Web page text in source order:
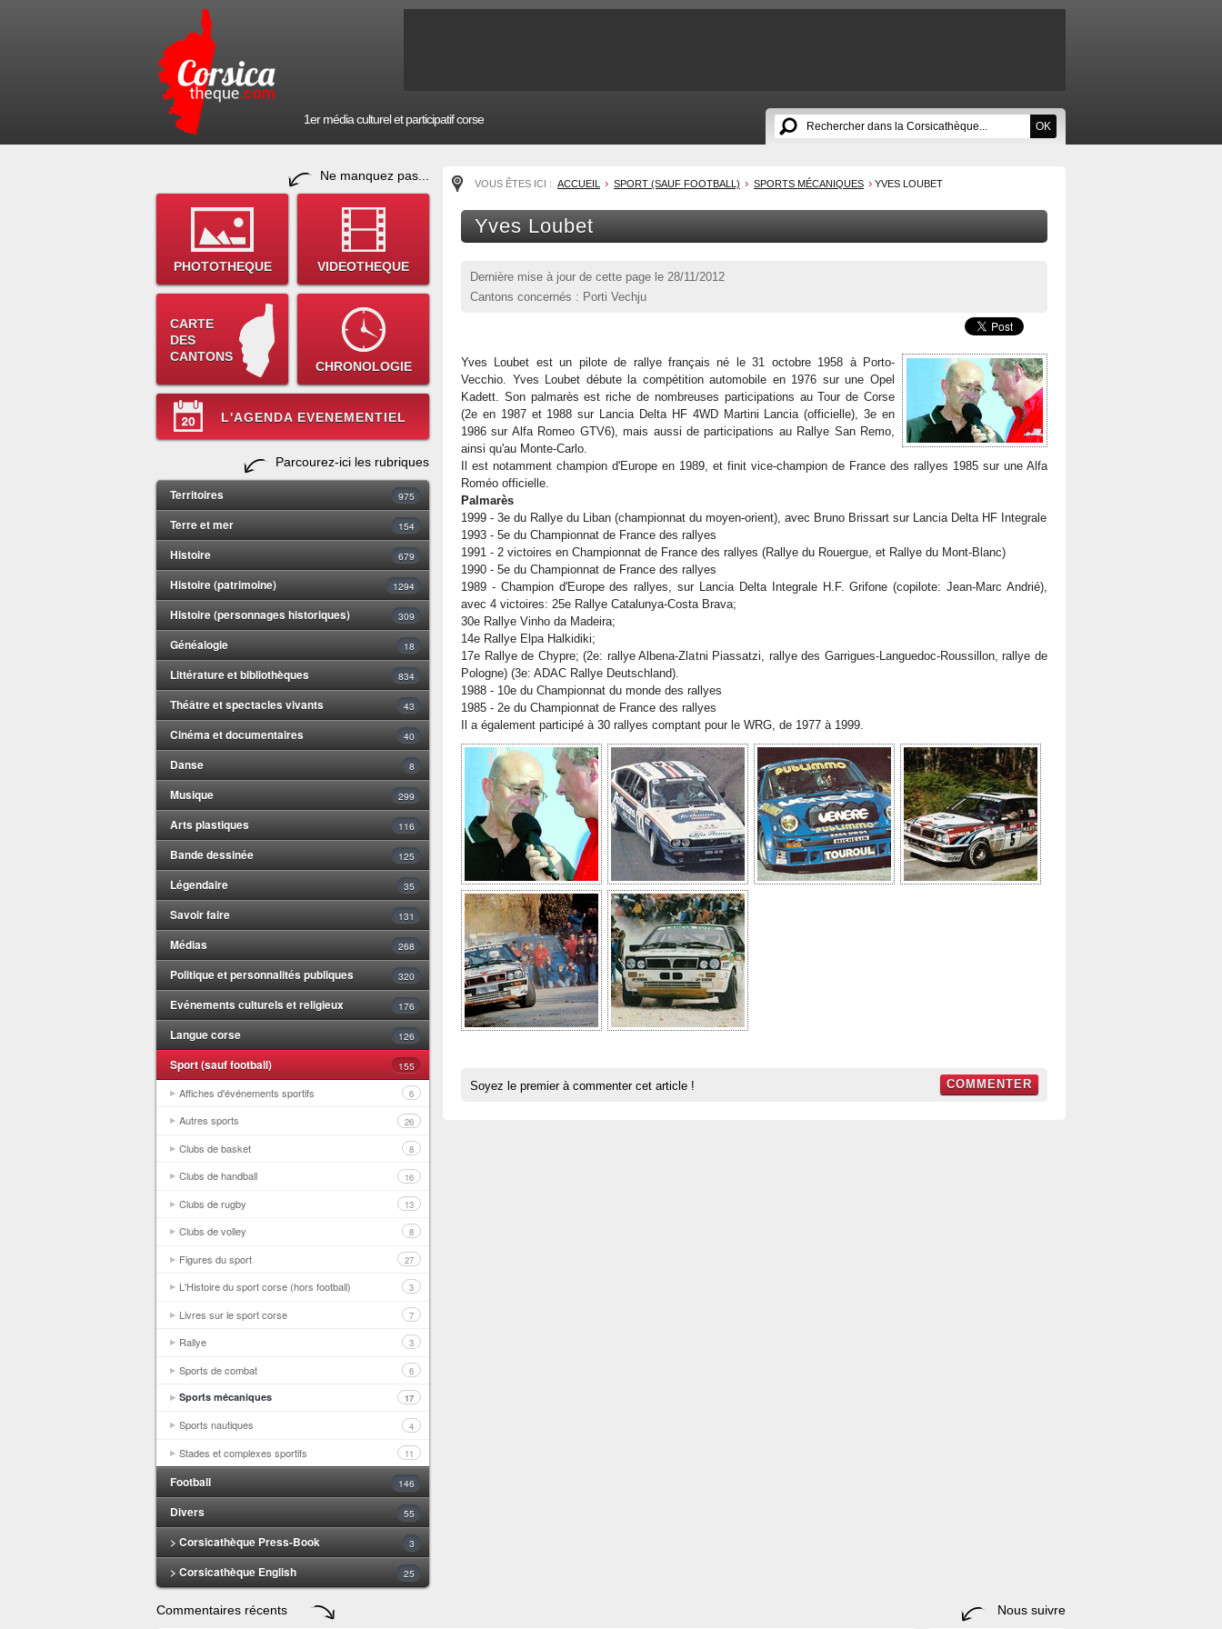
1er média culturel et participatif corse
Ne manquez pas...
PHOTOTHEQUE VIDEOTHEQUE
CARTE
DES
CANTONS
CHRONOLOGIE
L'AGENDA EVENEMENTIEL
Parcourez-ici les rubriques
Territoires 975
Terre et mer 154
Histoire 679
Histoire (patrimoine) 1294
Histoire (personnages historiques) 309
Généalogie 18
Littérature et bibliothèques 834
Théâtre et spectacles vivants 43
Cinéma et documentaires 40
Danse 8
Musique 299
Arts plastiques 116
Bande dessinée 125
Légendaire 35
Savoir faire 131
Médias 268
Politique et personnalités publiques 320
Evénements culturels et religieux 176
Langue corse 126
Sport (sauf football) 155
Affiches d'événements sportifs 6
Autres sports 26
Clubs de basket 8
Clubs de handball 16
Clubs de rugby 13
Clubs de volley 8
Figures du sport 27
L'Histoire du sport corse (hors football) 3
Livres sur le sport corse 7
Rallye 3
Sports de combat 6
Sports mécaniques 17
Sports nautiques 4
Stades et complexes sportifs 11
Football 146
Divers 55
> Corsicathèque Press-Book 3
> Corsicathèque English 25
VOUS ÊTES ICI : ACCUEIL SPORT (SAUF FOOTBALL) SPORTS MÉCANIQUES YVES LOUBET
Yves Loubet
Dernière mise à jour de cette page le 28/11/2012
Cantons concernés : Porti Vechju
Yves Loubet est un pilote de rallye français né le 31 octobre 1958 à Porto-
Vecchio. Yves Loubet débute la compétition automobile en 1976 sur une Opel
Kadett. Son palmarès est riche de nombreuses participations au Tour de Corse
(2e en 1987 et 1988 sur Lancia Delta HF 4WD Martini Lancia (officielle), 3e en
1986 sur Alfa Romeo GTV6), mais aussi de participations au Rallye San Remo,
ainsi qu'au Monte-Carlo.
Il est notamment champion d'Europe en 1989, et finit vice-champion de France des rallyes 1985 sur une Alfa
Roméo officielle.
Palmarès
1999 - 3e du Rallye du Liban (championnat du moyen-orient), avec Bruno Brissart sur Lancia Delta HF Integrale
1993 - 5e du Championnat de France des rallyes
1991 - 2 victoires en Championnat de France des rallyes (Rallye du Rouergue, et Rallye du Mont-Blanc)
1990 - 5e du Championnat de France des rallyes
1989 - Champion d'Europe des rallyes, sur Lancia Delta Integrale H.F. Grifone (copilote: Jean-Marc Andrié),
avec 4 victoires: 25e Rallye Catalunya-Costa Brava;
30e Rallye Vinho da Madeira;
14e Rallye Elpa Halkidiki;
17e Rallye de Chypre; (2e: rallye Albena-Zlatni Piassatzi, rallye des Garrigues-Languedoc-Roussillon, rallye de
Pologne) (3e: ADAC Rallye Deutschland).
1988 - 10e du Championnat du monde des rallyes
1985 - 2e du Championnat de France des rallyes
Il a également participé à 30 rallyes comptant pour le WRG, de 1977 à 1999.
Soyez le premier à commenter cet article ! COMMENTER
Commentaires récents Nous suivre